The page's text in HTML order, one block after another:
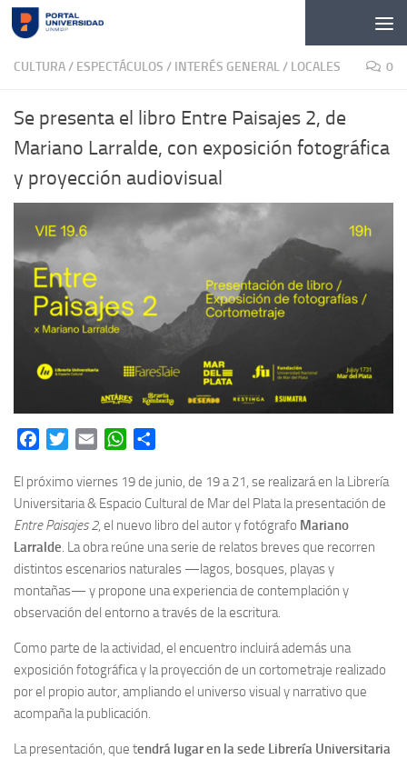
Skip to content
CULTURA / ESPECTÁCULOS / INTERÉS GENERAL/ LOCALES 0
Se presenta el libro Entre Paisajes 2, de
Mariano Larralde, con exposición fotográfica
y proyección audiovisual
FacebookTwitterEmail WhatsApp
El próximo viernes 19 de junio, de 19 a 21, se realizará en la Librería
Universitaria & Espacio Cultural de Mar del Plata la presentación de
Entre Paisajes 2, el nuevo libro del autor y fotógrafo Mariano
Larralde. La obra reúne una serie de relatos breves que recorren
distintos escenarios naturales —lagos, bosques, playas y
montañas— y propone una experiencia de contemplación y
observación del entorno a través de la escritura.
Como parte de la actividad, el encuentro incluirá además una
exposición fotográfica y la proyección de un cortometraje realizado
por el propio autor, ampliando el universo visual y narrativo que
acompaña la publicación.
La presentación, que tendrá lugar en la sede Librería Universitaria